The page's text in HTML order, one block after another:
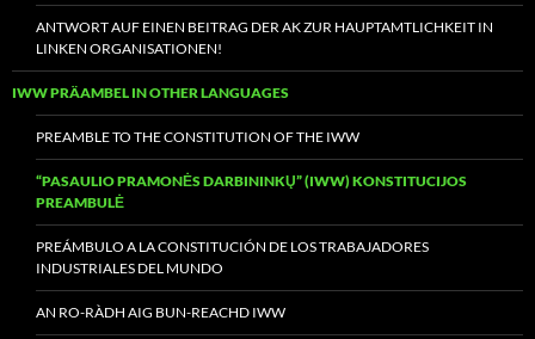
ANTWORT AUF EINEN BEITRAG DER AK ZUR HAUPTAMTLICHKEIT IN
LINKEN ORGANISATIONEN!
IWW PRÄAMBEL IN OTHER LANGUAGES
PREAMBLE TO THE CONSTITUTION OF THE IWW
“PASAULIO PRAMONĖS DARBININKŲ” (IWW) KONSTITUCIJOS
PREAMBULĖ
PREÁMBULO A LA CONSTITUCIÓN DE LOS TRABAJADORES
INDUSTRIALES DEL MUNDO
AN RO-RÀDH AIG BUN-REACHD IWW